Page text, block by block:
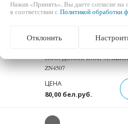
РЕЛЕ УРОВНЯ ВОДЫ
ПОСУДОМОЕЧНОЙ МАШИНЫ
ZN4507
80,00 бел.руб.
ЦЕНА
Нажав «Принять», Вы даете согласие на
в соответствии с Политикой обработки
Отклонить